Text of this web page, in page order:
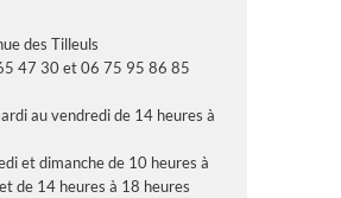
des Tilleuls
47 30 et 06 75 95 86 85
au vendredi de 14 heures à
et dimanche de 10 heures à
de 14 heures à 18 heures